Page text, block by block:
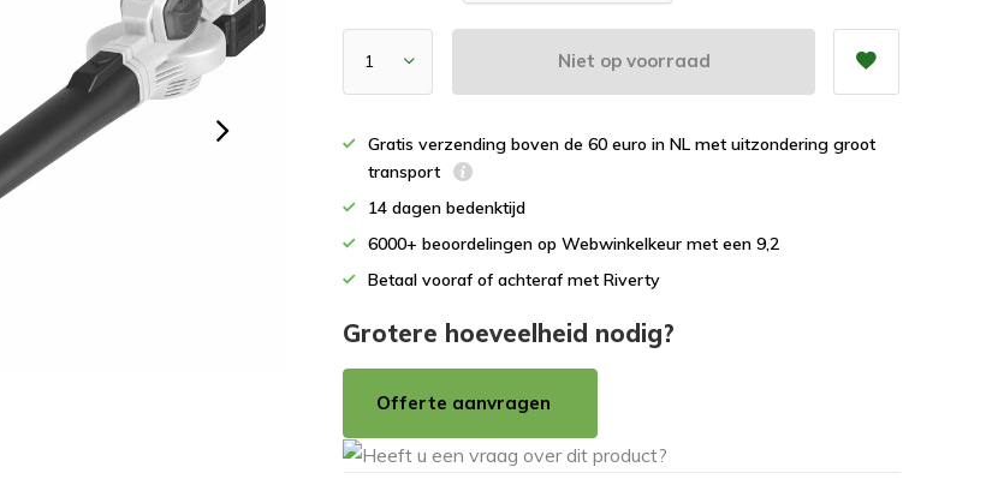
Niet op voorraad
Gratis verzending boven de 60 euro in NL met uitzondering groot
transport
14 dagen bedenktijd
6000+ beoordelingen op Webwinkelkeur met een 9,2
Betaal vooraf of achteraf met Riverty
Grotere hoeveelheid nodig?
Offerte aanvragen